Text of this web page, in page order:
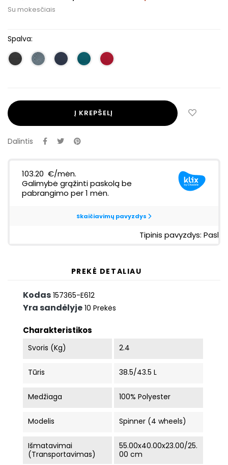
Su mokesčiais
Spalva:
Į KREPŠELĮ
Dalintis
PREKĖ DETALIAU
Kodas 157365-E612
Yra sandėlyje 10 Prekės
Charakteristikos
Svoris (kg) 2.4
Tūris 38.5/43.5 L
Medžiaga 100% Polyester
Modelis Spinner (4 wheels)
Išmatavimai
(Transportavimas)
55.00x40.00x23.00/25.
00 cm